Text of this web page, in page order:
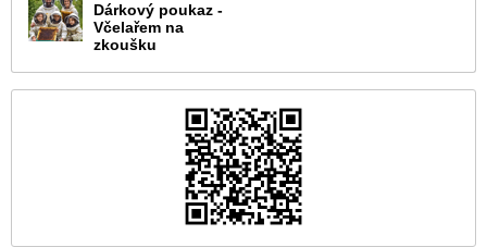
Dárkový poukaz -
Včelařem na
zkoušku